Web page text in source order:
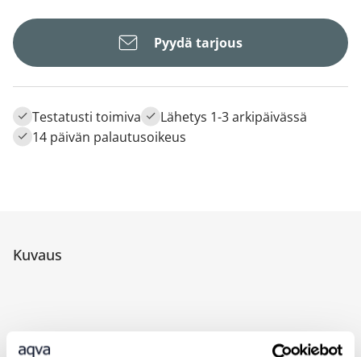
Pyydä tarjous
Testatusti toimiva
Lähetys 1-3 arkipäivässä
14 päivän palautusoikeus
Kuvaus